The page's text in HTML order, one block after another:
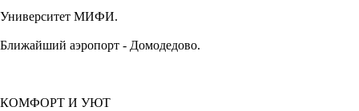
Университет МИФИ.
Ближайший аэропорт - Домодедово.
КОМФОРТ И УЮТ